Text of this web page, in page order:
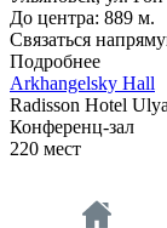
До центра: 889 м.
Связаться
Подробнее
Arkhangelsky Hall
Radisson Hotel
Конференц-зал
220 мест